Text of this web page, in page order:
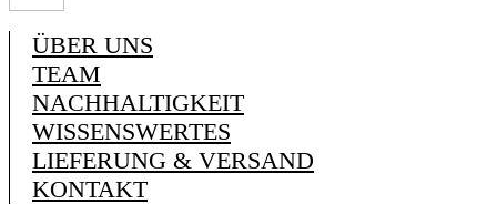
ÜBER UNS
TEAM
NACHHALTIGKEIT
WISSENSWERTES
LIEFERUNG & VERSAND
KONTAKT